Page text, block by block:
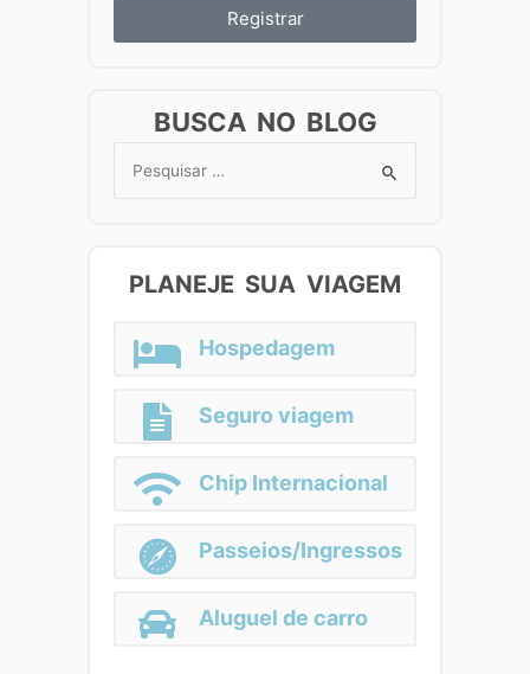
Registrar
BUSCA NO BLOG
Search
PLANEJE SUA VIAGEM
Hospedagem
Seguro viagem
Chip Internacional
Passeios/Ingressos
Aluguel de carro